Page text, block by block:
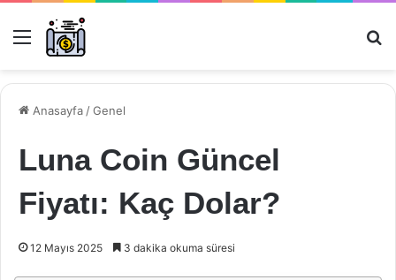
Menü
Anasayfa /Genel
Luna Coin Güncel
Fiyatı: Kaç Dolar?
12 Mayıs 2025 3 dakika okuma süresi